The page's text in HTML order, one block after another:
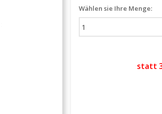
Wählen sie Ihre Menge:
statt